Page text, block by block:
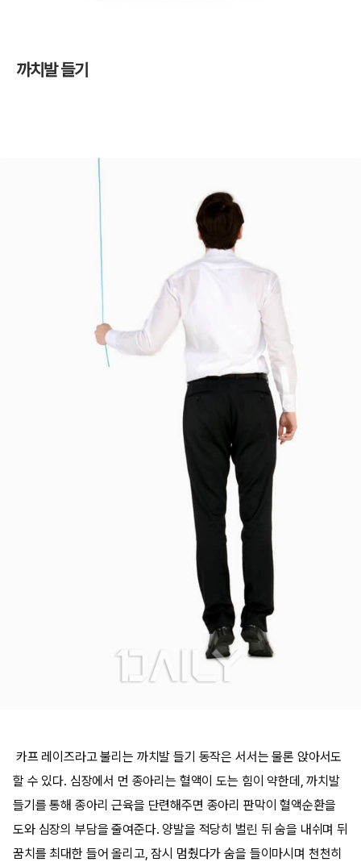
까치발 들기
카프 레이즈라고 불리는 까치발 들기 동작은 서서는 물론 앉아서도
할 수 있다. 심장에서 먼 종아리는 혈액이 도는 힘이 약한데, 까치발
들기를 통해 종아리 근육을 단련해주면 종아리 판막이 혈액순환을
도와 심장의 부담을 줄여준다. 양발을 적당히 벌린 뒤 숨을 내쉬며 뒤
꿈치를 최대한 들어 올리고, 잠시 멈췄다가 숨을 들이마시며 천천히